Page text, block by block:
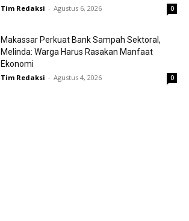
Tim Redaksi - Agustus 6, 2026 0
Makassar Perkuat Bank Sampah Sektoral,
Melinda: Warga Harus Rasakan Manfaat
Ekonomi
Tim Redaksi - Agustus 4, 2026 0